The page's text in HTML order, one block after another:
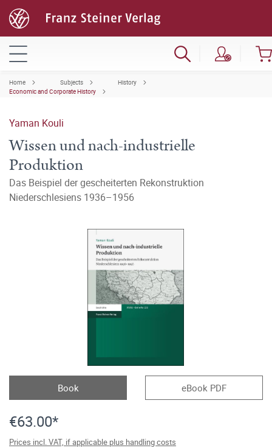
Home Subjects
History
Economic and Corporate History
Yaman Kouli
Wissen und nach-industrielle
Produktion
Das Beispiel der gescheiterten Rekonstruktion
Niederschlesiens 1936–1956
Book eBook PDF
€63.00*
Prices incl. VAT, if applicable plus handling costs